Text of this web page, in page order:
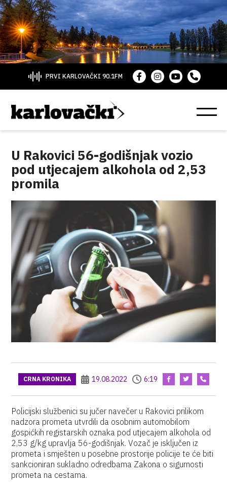
PRVI KARLOVAČKI 90.1FM
U Rakovici 56-godišnjak vozio
pod utjecajem alkohola od 2,53
promila
CRNA KRONIKA 19.08.2022 6:19
Policijski službenici su jučer navečer u Rakovici prilikom
nadzora prometa utvrdili da osobnim automobilom
gospićkih registarskih oznaka pod utjecajem alkohola od
2,53 g/kg upravlja 56-godišnjak. Vozač je isključen iz
prometa i smješten u posebne prostorije policije te će biti
sankcioniran sukladno odredbama Zakona o sigurnosti
prometa na cestama.